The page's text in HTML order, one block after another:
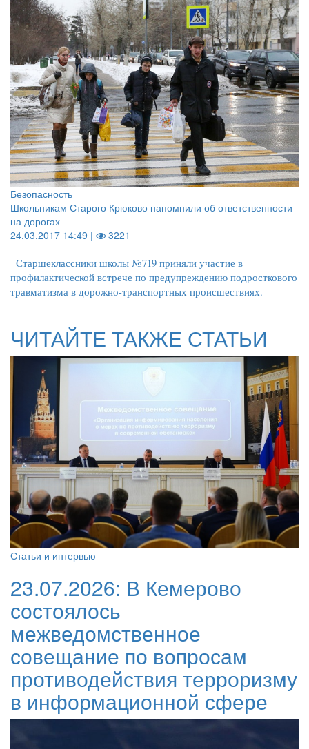
Безопасность
Школьникам Старого Крюково напомнили об ответственности
на дорогах
24.03.2017 14:49 |
3221
Старшеклассники школы №719 приняли участие в
профилактической встрече по предупреждению подросткового
травматизма в дорожно-транспортных происшествиях.
ЧИТАЙТЕ ТАКЖЕ СТАТЬИ
Статьи и интервью
23.07.2026: В Кемерово
состоялось
межведомственное
совещание по вопросам
противодействия терроризму
в информационной сфере